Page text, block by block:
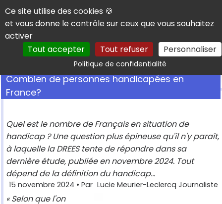
Panneau de gestion des cookies
Ce site utilise des cookies 🍪
et vous donne le contrôle sur ceux que vous souhaitez
activer
Tout accepter
Tout refuser Personnaliser
Politique de confidentialitéRechercher
Combien de personnes handicapées en
France?
Quel est le nombre de Français en situation de
handicap ? Une question plus épineuse qu'il n'y paraît,
à laquelle la DREES tente de répondre dans sa
dernière étude, publiée en novembre 2024. Tout
dépend de la définition du handicap...
15 novembre 2024 • Par Lucie Meurier-Leclercq Journaliste
« Selon que l'on